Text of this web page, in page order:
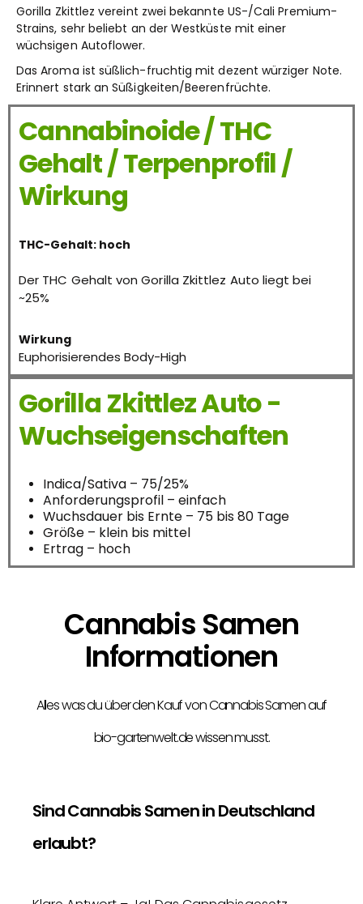
Gorilla Zkittlez vereint zwei bekannte US-/Cali Premium-
Strains, sehr beliebt an der Westküste mit einer
wüchsigen Autoflower.
Das Aroma ist süßlich-fruchtig mit dezent würziger Note.
Erinnert stark an Süßigkeiten/Beerenfrüchte.
Cannabinoide / THC
Gehalt / Terpenprofil /
Wirkung
THC-Gehalt: hoch
Der THC Gehalt von Gorilla Zkittlez Auto liegt bei
~25%
Wirkung
Euphorisierendes Body-High
Gorilla Zkittlez Auto -
Wuchseigenschaften
Indica/Sativa – 75/25%
Anforderungsprofil – einfach
Wuchsdauer bis Ernte – 75 bis 80 Tage
Größe – klein bis mittel
Ertrag – hoch
Cannabis Samen
Informationen
Alles was du über den Kauf von Cannabis Samen auf
bio-gartenwelt.de wissen musst.
Sind Cannabis Samen in Deutschland
erlaubt?